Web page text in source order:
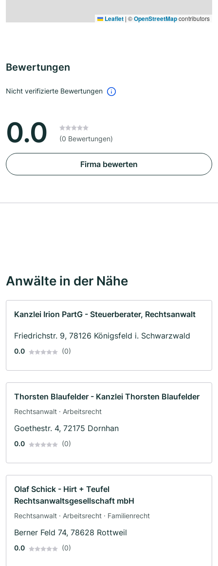
Leaflet | ©OpenStreetMapcontributors
Bewertungen
Nicht verifizierte Bewertungen
0.0 (0 Bewertungen)
Firma bewerten
Anwälte in der Nähe
Kanzlei Irion PartG - Steuerberater, Rechtsanwalt
Friedrichstr. 9, 78126 Königsfeld i. Schwarzwald
0.0 (0)
Thorsten Blaufelder - Kanzlei Thorsten Blaufelder
Rechtsanwalt · Arbeitsrecht
Goethestr. 4, 72175 Dornhan
0.0 (0)
Olaf Schick - Hirt + Teufel
Rechtsanwaltsgesellschaft mbH
Rechtsanwalt · Arbeitsrecht · Familienrecht
Berner Feld 74, 78628 Rottweil
0.0 (0)